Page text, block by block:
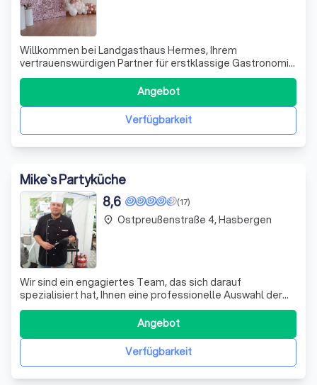
Willkommen bei Landgasthaus Hermes, Ihrem
vertrauenswürdigen Partner für erstklassige Gastronomie
und Unterkunft. Wir sind stolz darauf, uns durch unsere
Expertise und unser Engagement für Qualität und
Kundenzufriedenheit auszuzeichnen. Unser Partyservice
bietet Ihnen die Möglichkeit, Ihr individuel
Verfügbarkeit
Angebot
Mike`s Partyküche
(17)
8,6
Wir sind ein engagiertes Team, das sich darauf
spezialisiert hat, Ihnen eine professionelle Auswahl der
besten Gerichte direkt zu Ihnen nach Hause zu liefern.
Unser Ziel ist es, Ihnen ein unvergleichliches kulinarisches
Erlebnis zu bieten, ohne dass Sie Ihr Zuhause verlassen
müssen.
Verfügbarkeit
Angebot
place Ostpreußenstraße 4, Hasbergen